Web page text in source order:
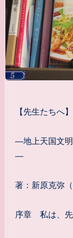
【先生たちへ】
―地上天国文
―
著：新原克弥（
序章 私は、先